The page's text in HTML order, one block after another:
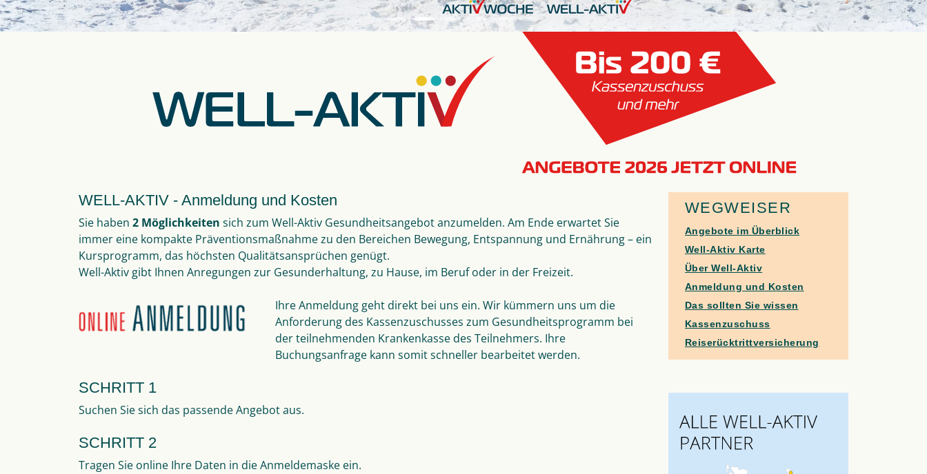
WELL-AKTIV - Anmeldung und Kosten
Sie haben 2 Möglichkeiten sich zum Well-Aktiv Gesundheitsangebot anzumelden. Am Ende erwartet Sie
immer eine kompakte Präventionsmaßnahme zu den Bereichen Bewegung, Entspannung und Ernährung – ein
Kursprogramm, das höchsten Qualitätsansprüchen genügt.
Well-Aktiv gibt Ihnen Anregungen zur Gesunderhaltung, zu Hause, im Beruf oder in der Freizeit.
Ihre Anmeldung geht direkt bei uns ein. Wir kümmern uns um die
Anforderung des Kassenzuschusses zum Gesundheitsprogramm bei
der teilnehmenden Krankenkasse des Teilnehmers. Ihre
Buchungsanfrage kann somit schneller bearbeitet werden.
SCHRITT 1
Suchen Sie sich das passende Angebot aus.
SCHRITT 2
Tragen Sie online Ihre Daten in die Anmeldemaske ein.
WEGWEISER
Angebote im Überblick
Well-Aktiv Karte
Über Well-Aktiv
Anmeldung und Kosten
Das sollten Sie wissen
Kassenzuschuss
Reiserücktrittversicherung